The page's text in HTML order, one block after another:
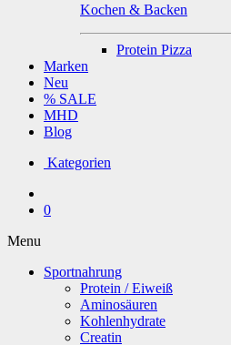
Kochen & Backen
Protein Pizza
Marken
Neu
% SALE
MHD
Blog
Kategorien
0
Menu
Sportnahrung
Protein / Eiweiß
Aminosäuren
Kohlenhydrate
Creatin